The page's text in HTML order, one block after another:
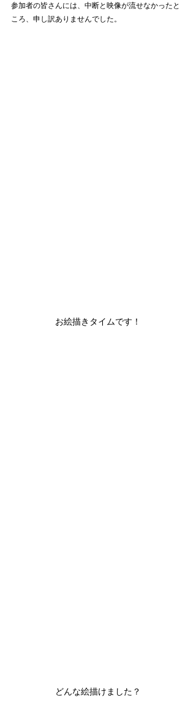
参加者の皆さんには、中断と映像が流せなかったと
ころ、申し訳ありませんでした。
お絵描きタイムです！
どんな絵描けました？